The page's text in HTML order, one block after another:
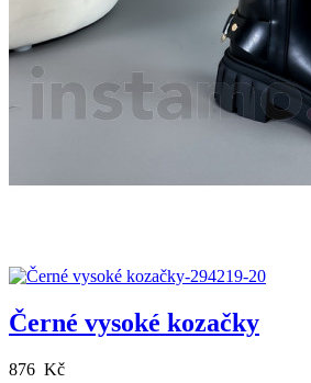
Černé vysoké kozačky
876 Kč